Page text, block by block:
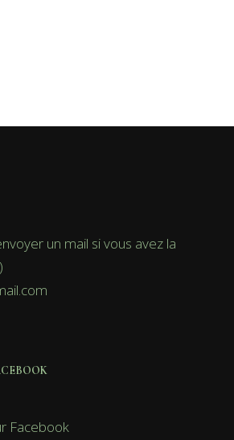
un mail si vous avez la
Facebook